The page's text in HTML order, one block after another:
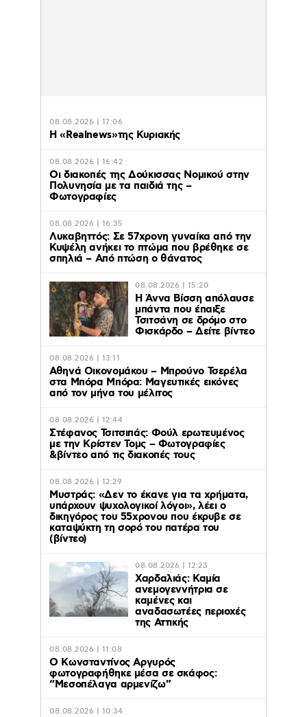
08.08.2026 | 17:06
Η «Realnews»της Κυριακής
08.08.2026 | 16:42
Οι διακοπές της Δούκισσας Νομικού στην
Πολυνησία με τα παιδιά της –
Φωτογραφίες
08.08.2026 | 16:35
Λυκαβηττός: Σε 57χρονη γυναίκα από την
Κυψέλη ανήκει το πτώμα που βρέθηκε σε
σπηλιά – Από πτώση ο θάνατος
08.08.2026 | 15:20
Η Άννα Βίσση απόλαυσε
μπάντα που έπαιξε
Τσιτσάνη σε δρόμο στο
Φισκάρδο – Δείτε βίντεο
08.08.2026 | 13:11
Αθηνά Οικονομάκου – Μπρούνο Τσερέλα
στα Μπόρα Μπόρα: Mαγευτικές εικόνες
από τον μήνα του μέλιτος
08.08.2026 | 12:44
Στέφανος Τσιτσιπάς: Φούλ ερωτευμένος
με την Κρίστεν Τομς – Φωτογραφίες
&βίντεο από τις διακοπές τους
08.08.2026 | 12:29
Μυστράς: «Δεν το έκανε για τα χρήματα,
υπάρχουν ψυχολογικοί λόγοι», λέει ο
δικηγόρος του 55χρονου που έκρυβε σε
καταψύκτη τη σορό του πατέρα του
(βίντεο)
08.08.2026 | 12:23
Χαρδαλιάς: Καμία
ανεμογεννήτρια σε
καμένες και
αναδασωτέες περιοχές
της Αττικής
08.08.2026 | 11:08
Ο Κωνσταντίνος Αργυρός
φωτογραφήθηκε μέσα σε σκάφος:
“Μεσοπέλαγα αρμενίζω”
08.08.2026 | 10:34